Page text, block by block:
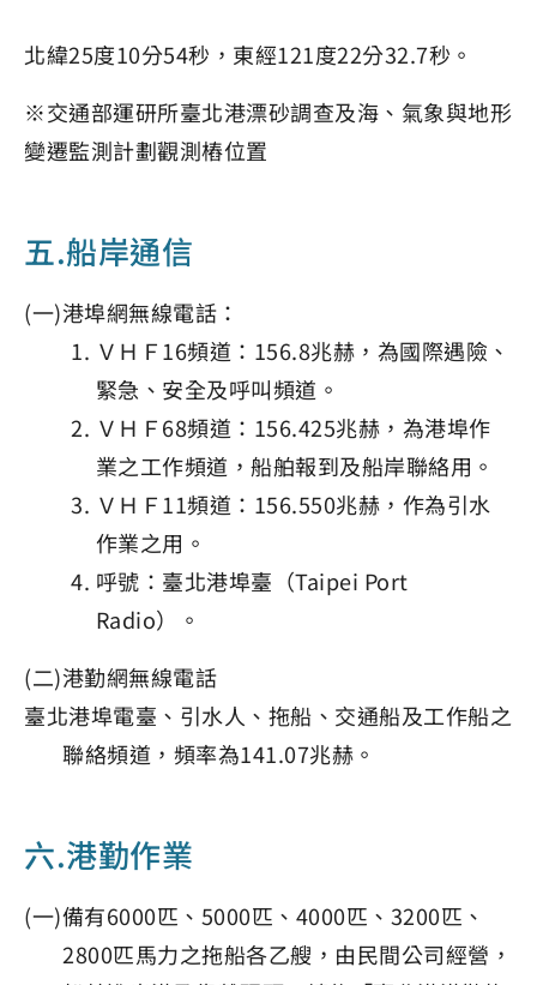
北緯25度10分54秒，東經121度22分32.7秒。
※交通部運研所臺北港漂砂調查及海、氣象與地形
變遷監測計劃觀測樁位置
五.船岸通信
(一)港埠網無線電話：
ＶＨＦ16頻道：156.8兆赫，為國際遇險、
緊急、安全及呼叫頻道。
ＶＨＦ68頻道：156.425兆赫，為港埠作
業之工作頻道，船舶報到及船岸聯絡用。
ＶＨＦ11頻道：156.550兆赫，作為引水
作業之用。
呼號：臺北港埠臺（Taipei Port
Radio）。
(二)港勤網無線電話
臺北港埠電臺、引水人、拖船、交通船及工作船之
聯絡頻道，頻率為141.07兆赫。
六.港勤作業
(一)備有6000匹、5000匹、4000匹、3200匹、
2800匹馬力之拖船各乙艘，由民間公司經營，